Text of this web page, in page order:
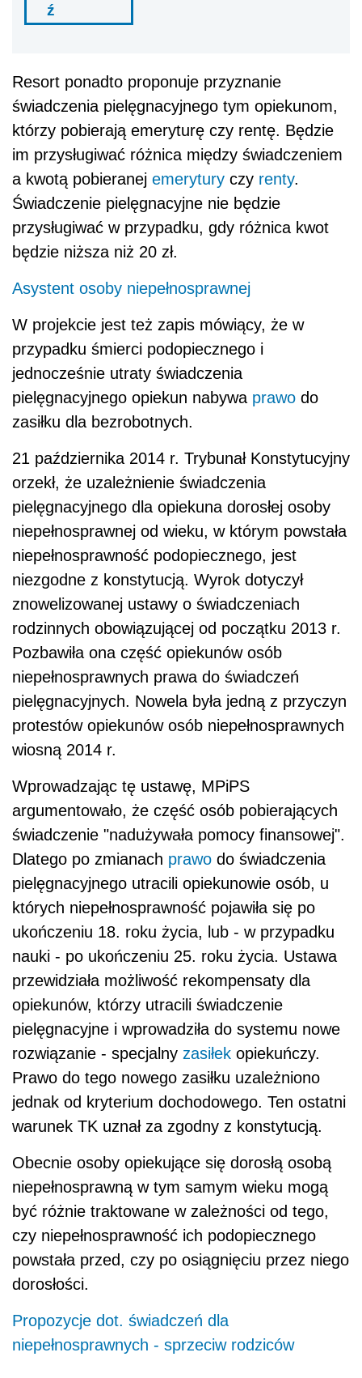
ź
Resort ponadto proponuje przyznanie
świadczenia pielęgnacyjnego tym opiekunom,
którzy pobierają emeryturę czy rentę. Będzie
im przysługiwać różnica między świadczeniem
a kwotą pobieranej emerytury czy renty.
Świadczenie pielęgnacyjne nie będzie
przysługiwać w przypadku, gdy różnica kwot
będzie niższa niż 20 zł.
Asystent osoby niepełnosprawnej
W projekcie jest też zapis mówiący, że w
przypadku śmierci podopiecznego i
jednocześnie utraty świadczenia
pielęgnacyjnego opiekun nabywa prawo do
zasiłku dla bezrobotnych.
21 października 2014 r. Trybunał Konstytucyjny
orzekł, że uzależnienie świadczenia
pielęgnacyjnego dla opiekuna dorosłej osoby
niepełnosprawnej od wieku, w którym powstała
niepełnosprawność podopiecznego, jest
niezgodne z konstytucją. Wyrok dotyczył
znowelizowanej ustawy o świadczeniach
rodzinnych obowiązującej od początku 2013 r.
Pozbawiła ona część opiekunów osób
niepełnosprawnych prawa do świadczeń
pielęgnacyjnych. Nowela była jedną z przyczyn
protestów opiekunów osób niepełnosprawnych
wiosną 2014 r.
Wprowadzając tę ustawę, MPiPS
argumentowało, że część osób pobierających
świadczenie "nadużywała pomocy finansowej".
Dlatego po zmianach prawo do świadczenia
pielęgnacyjnego utracili opiekunowie osób, u
których niepełnosprawność pojawiła się po
ukończeniu 18. roku życia, lub - w przypadku
nauki - po ukończeniu 25. roku życia. Ustawa
przewidziała możliwość rekompensaty dla
opiekunów, którzy utracili świadczenie
pielęgnacyjne i wprowadziła do systemu nowe
rozwiązanie - specjalny zasiłek opiekuńczy.
Prawo do tego nowego zasiłku uzależniono
jednak od kryterium dochodowego. Ten ostatni
warunek TK uznał za zgodny z konstytucją.
Obecnie osoby opiekujące się dorosłą osobą
niepełnosprawną w tym samym wieku mogą
być różnie traktowane w zależności od tego,
czy niepełnosprawność ich podopiecznego
powstała przed, czy po osiągnięciu przez niego
dorosłości.
Propozycje dot. świadczeń dla
niepełnosprawnych - sprzeciw rodziców